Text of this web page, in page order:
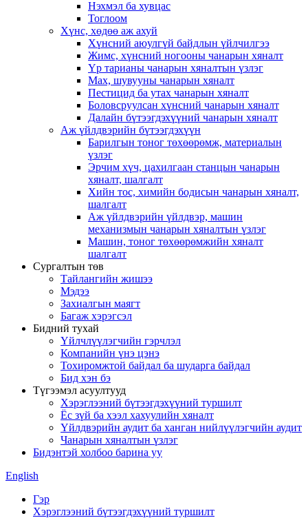
Нэхмэл ба хувцас
Тоглоом
Хүнс, хөдөө аж ахуй
Хүнсний аюулгүй байдлын үйлчилгээ
Жимс, хүнсний ногооны чанарын хяналт
Үр тарианы чанарын хяналтын үзлэг
Мах, шувууны чанарын хяналт
Пестицид ба утах чанарын хяналт
Боловсруулсан хүнсний чанарын хяналт
Далайн бүтээгдэхүүний чанарын хяналт
Аж үйлдвэрийн бүтээгдэхүүн
Барилгын тоног төхөөрөмж, материалын
үзлэг
Эрчим хүч, цахилгаан станцын чанарын
хяналт, шалгалт
Хийн тос, химийн бодисын чанарын хяналт,
шалгалт
Аж үйлдвэрийн үйлдвэр, машин
механизмын чанарын хяналтын үзлэг
Машин, тоног төхөөрөмжийн хяналт
шалгалт
Сургалтын төв
Тайлангийн жишээ
Мэдээ
Захиалгын маягт
Багаж хэрэгсэл
Бидний тухай
Үйлчлүүлэгчийн гэрчлэл
Компанийн үнэ цэнэ
Тохиромжтой байдал ба шударга байдал
Бид хэн бэ
Түгээмэл асуултууд
Хэрэглээний бүтээгдэхүүний туршилт
Ёс зүй ба хээл хахуулийн хяналт
Үйлдвэрийн аудит ба ханган нийлүүлэгчийн аудит
Чанарын хяналтын үзлэг
Бидэнтэй холбоо барина уу
English
Гэр
Хэрэглээний бүтээгдэхүүний туршилт